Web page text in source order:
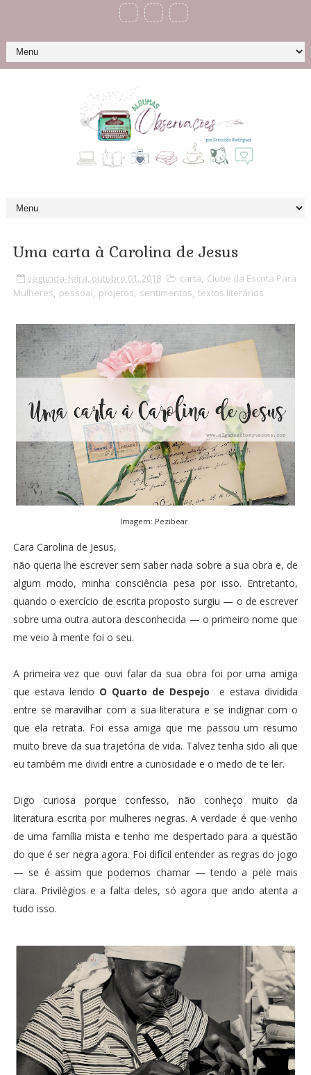
Uma carta à Carolina de Jesus
segunda-feira, outubro 01, 2018 carta, Clube da Escrita Para
Mulheres, pessoal, projetos, sentimentos, textos literários
Imagem: Pezibear
Cara Carolina de Jesus,
não queria lhe escrever sem saber nada sobre a sua obra e, de
algum modo, minha consciência pesa por isso. Entretanto,
quando o exercício de escrita proposto surgiu — o de escrever
sobre uma outra autora desconhecida — o primeiro nome que
me veio à mente foi o seu.
A primeira vez que ouvi falar da sua obra foi por uma amiga
que estava lendo O Quarto de Despejo
e estava dividida
entre se maravilhar com a sua literatura e se indignar com o
que ela retrata. Foi essa amiga que me passou um resumo
muito breve da sua trajetória de vida. Talvez tenha sido ali que
eu também me dividi entre a curiosidade e o medo de te ler.
Digo curiosa porque confesso, não conheço muito da
literatura escrita por mulheres negras. A verdade é que venho
de uma família mista e tenho me despertado para a questão
do que é ser negra agora. Foi difícil entender as regras do jogo
— se é assim que podemos chamar — tendo a pele mais
clara. Privilégios e a falta deles, só agora que ando atenta a
tudo isso.